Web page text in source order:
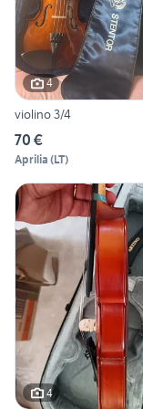
4
violino 3/4
70 €
Aprilia (LT)
4